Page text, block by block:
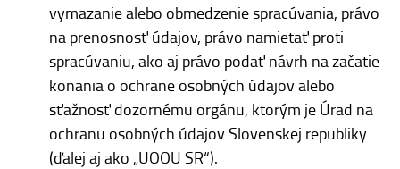
vymazanie alebo obmedzenie spracúvania, právo
na prenosnosť údajov, právo namietať proti
spracúvaniu, ako aj právo podať návrh na začatie
konania o ochrane osobných údajov alebo
sťažnosť dozornému orgánu, ktorým je Úrad na
ochranu osobných údajov Slovenskej republiky
(ďalej aj ako „UOOU SR“).